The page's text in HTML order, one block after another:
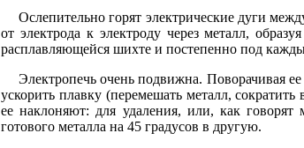
Ослепительно горят электрические дуги
от электрода к электроду через металл,
расплавляющейся шихте и постепенно под
Электропечь очень подвижна. Поворачивая
ускорить плавку (перемешать металл,
ее наклоняют: для удаления, или, как
готового металла на 45 градусов в другую.